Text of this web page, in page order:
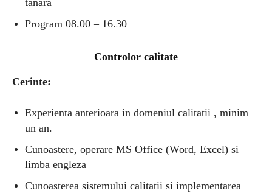
tanara
Program 08.00 – 16.30
Controlor calitate
Cerinte:
Experienta anterioara in domeniul calitatii , minim
un an.
Cunoastere, operare MS Office (Word, Excel) si
limba engleza
Cunoasterea sistemului calitatii si implementarea